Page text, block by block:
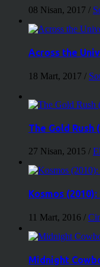
08 Nisan, 2017 /
Across the
18 Mart, 2017 /
The Gold Rush
27 Nisan, 2015 /
Kosmos
11 Mart, 2016 /
Midnight